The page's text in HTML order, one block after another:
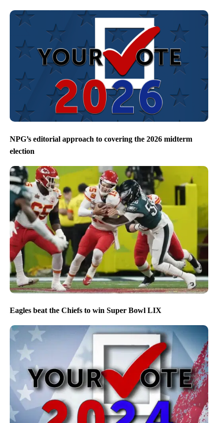
NPG’s editorial approach to covering the 2026 midterm
election
Eagles beat the Chiefs to win Super Bowl LIX